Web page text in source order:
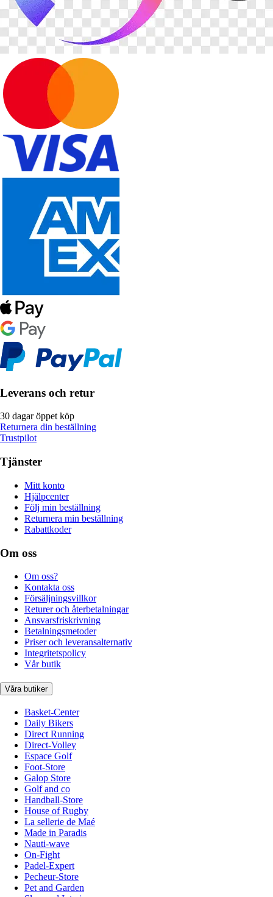
Leverans och retur
30 dagar öppet köp
Returnera din beställning
Trustpilot
Tjänster
Mitt konto
Hjälpcenter
Följ min beställning
Returnera min beställning
Rabattkoder
Om oss
Om oss?
Kontakta oss
Försäljningsvillkor
Returer och återbetalningar
Ansvarsfriskrivning
Betalningsmetoder
Priser och leveransalternativ
Integritetspolicy
Vår butik
Våra butiker
Basket-Center
Daily Bikers
Direct Running
Direct-Volley
Espace Golf
Foot-Store
Galop Store
Golf and co
Handball-Store
House of Rugby
La sellerie de Maé
Made in Paradis
Nauti-wave
On-Fight
Padel-Expert
Pecheur-Store
Pet and Garden